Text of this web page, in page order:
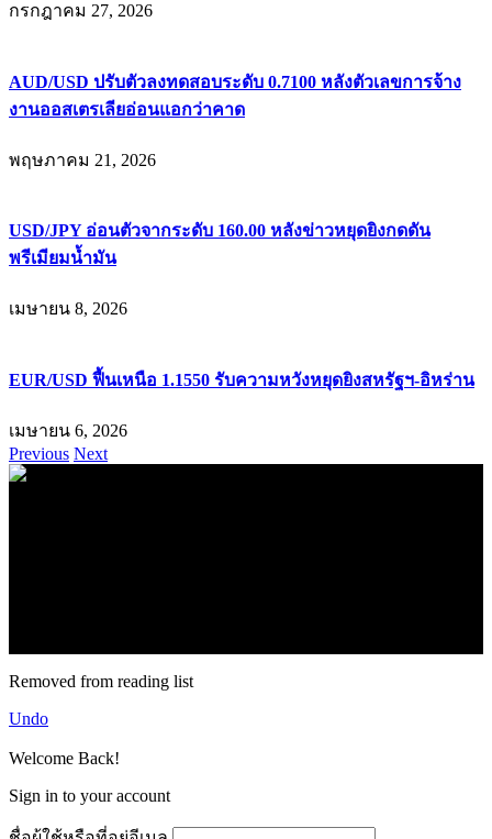
กรกฎาคม 27, 2026
AUD/USD ปรับตัวลงทดสอบระดับ 0.7100 หลังตัวเลขการจ้าง
งานออสเตรเลียอ่อนแอกว่าคาด
พฤษภาคม 21, 2026
USD/JPY อ่อนตัวจากระดับ 160.00 หลังข่าวหยุดยิงกดดัน
พรีเมียมน้ำมัน
เมษายน 8, 2026
EUR/USD ฟื้นเหนือ 1.1550 รับความหวังหยุดยิงสหรัฐฯ-อิหร่าน
เมษายน 6, 2026
Previous Next
Removed from reading list
Undo
Welcome Back!
Sign in to your account